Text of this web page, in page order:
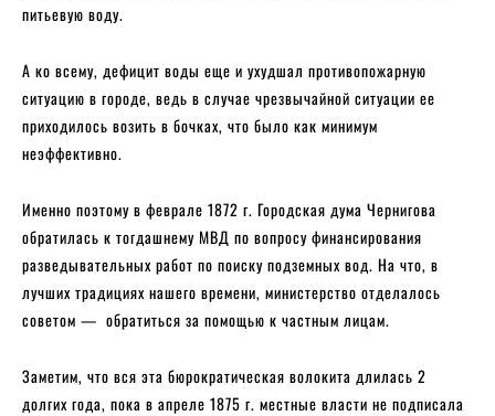
питьевую воду.
А ко всему, дефицит воды еще и ухудшал противопожарную
ситуацию в городе, ведь в случае чрезвычайной ситуации ее
приходилось возить в бочках, что было как минимум
неэффективно.
Именно поэтому в феврале 1872 г. Городская дума Чернигова
обратилась к тогдашнему МВД по вопросу финансирования
разведывательных работ по поиску подземных вод. На что, в
лучших традициях нашего времени, министерство отделалось
советом — обратиться за помощью к частным лицам.
Заметим, что вся эта бюрократическая волокита длилась 2
долгих года, пока в апреле 1875 г. местные власти не подписала